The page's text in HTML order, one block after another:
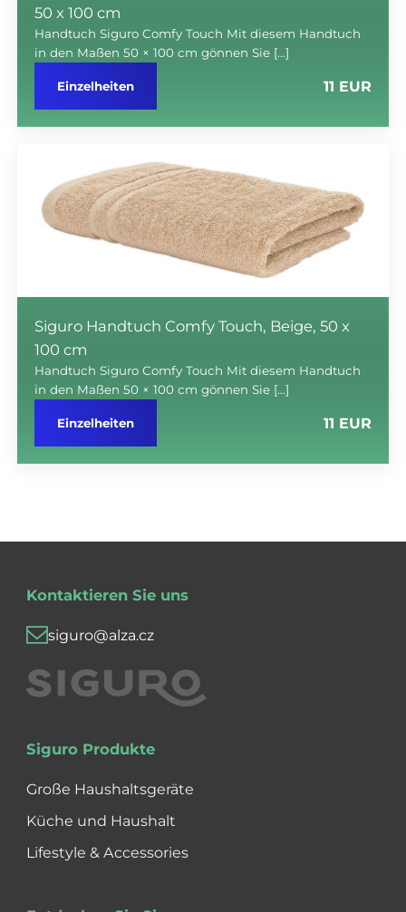
50 x 100 cm
Handtuch Siguro Comfy Touch Mit diesem Handtuch
in den Maßen 50 × 100 cm gönnen Sie […]
Einzelheiten 11 EUR
Siguro Handtuch Comfy Touch, Beige, 50 x
100 cm
Handtuch Siguro Comfy Touch Mit diesem Handtuch
in den Maßen 50 × 100 cm gönnen Sie […]
Einzelheiten 11 EUR
Kontaktieren Sie uns
siguro@alza.cz
Siguro Produkte
Große Haushaltsgeräte
Küche und Haushalt
Lifestyle & Accessories